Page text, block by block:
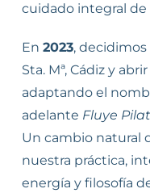
cuidado integral de
En2023, decidimos
Sta. Mª, Cádiz y
adaptando el
adelante Fluye
Un cambio natural
nuestra práctica,
energía y filosofía